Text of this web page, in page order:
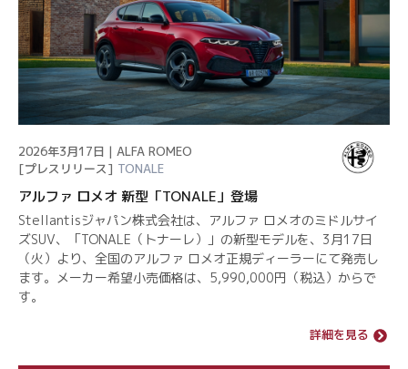
2026年3月17日 | ALFA ROMEO
[プレスリリース] TONALE
アルファ ロメオ 新型「TONALE」登場
Stellantisジャパン株式会社は、アルファ ロメオのミドルサイ
ズSUV、「TONALE（トナーレ）」の新型モデルを、3月17日
（火）より、全国のアルファ ロメオ正規ディーラーにて発売し
ます。メーカー希望小売価格は、5,990,000円（税込）からで
す。
詳細を見る